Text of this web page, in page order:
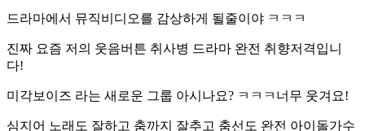
드라마에서 뮤직비디오를 감상하게 될줄이야 ㅋㅋㅋ
진짜 요즘 저의 웃음버튼 취사병 드라마 완전 취향저격입니
다!
미각보이즈 라는 새로운 그룹 아시나요? ㅋㅋㅋ너무 웃겨요!
심지어 노래도 잘하고 춤까지 잘추고 춤선도 완전 아이돌가수